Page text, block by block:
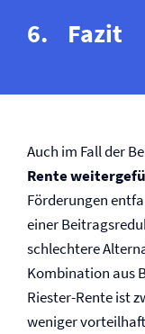
Fazit
Auch im Fall der
Rente
Förderungen
einer
schlechtere
Kombination aus
Riester-Rente ist
weniger